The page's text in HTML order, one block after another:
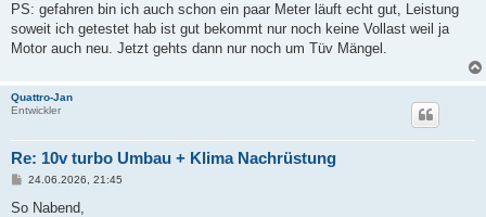
PS: gefahren bin ich auch schon ein paar Meter läuft echt gut, Leistung
soweit ich getestet hab ist gut bekommt nur noch keine Vollast weil ja
Motor auch neu. Jetzt gehts dann nur noch um Tüv Mängel.
Quattro-Jan
Entwickler
Re: 10v turbo Umbau + Klima Nachrüstung
B
i
24.06.2026, 21:45
So Nabend,